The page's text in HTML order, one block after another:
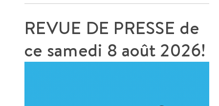
REVUE DE PRESSE de
ce samedi 8 août 2026!